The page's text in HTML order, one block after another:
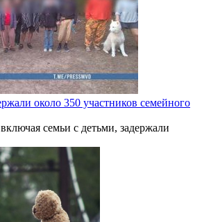
около 350 участников семейного
семьи с детьми, задержали